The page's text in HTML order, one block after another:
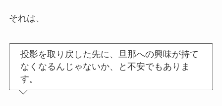
それは、
投影を取り戻した先に、旦那への興味が持て
なくなるんじゃないか、と不安でもありま
す。